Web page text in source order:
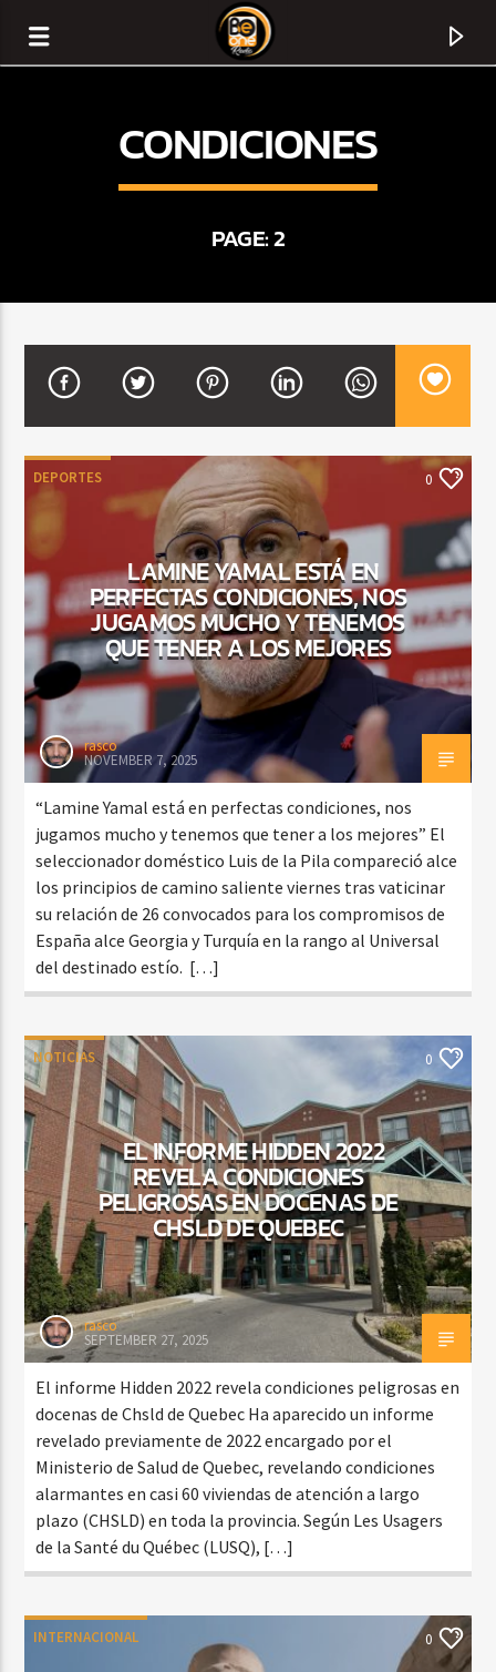
TITLE
ARTIST
CURRENT SHOW
FIESTA URBANA
3:00 PM 9:00 PM
Beone Radio
CONDICIONES
PAGE: 2
DEPORTES 0
LAMINE YAMAL ESTÁ EN
PERFECTAS CONDICIONES, NOS
JUGAMOS MUCHO Y TENEMOS
QUE TENER A LOS MEJORES
rasco
NOVEMBER 7, 2025
“Lamine Yamal está en perfectas condiciones, nos
jugamos mucho y tenemos que tener a los mejores” El
seleccionador doméstico Luis de la Pila compareció alce
los principios de camino saliente viernes tras vaticinar
su relación de 26 convocados para los compromisos de
España alce Georgia y Turquía en la rango al Universal
del destinado estío. […]
NOTICIAS 0
EL INFORME HIDDEN 2022
REVELA CONDICIONES
PELIGROSAS EN DOCENAS DE
CHSLD DE QUEBEC
rasco
SEPTEMBER 27, 2025
El informe Hidden 2022 revela condiciones peligrosas en
docenas de Chsld de Quebec Ha aparecido un informe
revelado previamente de 2022 encargado por el
Ministerio de Salud de Quebec, revelando condiciones
alarmantes en casi 60 viviendas de atención a largo
plazo (CHSLD) en toda la provincia. Según Les Usagers
de la Santé du Québec (LUSQ), […]
INTERNACIONAL 0